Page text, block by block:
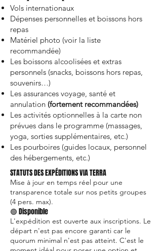
Vols internationaux
Dépenses personnelles et boissons hors
repas
Matériel photo (voir la liste
recommandée)
Les boissons alcoolisées et extras
personnels (snacks, boissons hors repas,
souvenirs…)
Les assurances voyage, santé et
annulation (fortement recommandées)
Les activités optionnelles à la carte non
prévues dans le programme (massages,
yoga, sorties supplémentaires, etc.)
Les pourboires (guides locaux, personnel
des hébergements, etc.)
STATUTS DES EXPÉDITIONS VIA TERRA
Mise à jour en temps réel pour une
transparence totale sur nos petits groupes
(4 pers. max).
🟢 Disponible
L'expédition est ouverte aux inscriptions. Le
départ n'est pas encore garanti car le
quorum minimal n'est pas atteint. C'est le